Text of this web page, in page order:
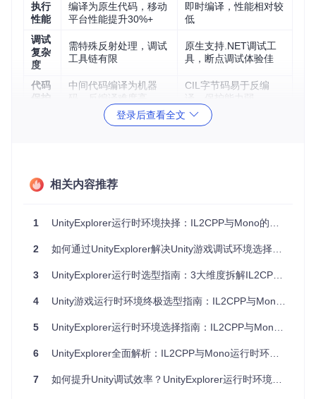
执行
性能
编译为原生代码，移动
平台性能提升30%+
即时编译，性能相对较
低
调试
复杂
度
需特殊反射处理，调试
工具链有限
原生支持.NET调试工
具，断点调试体验佳
代码
保护
中间代码编译为机器
码，反编译难度高
CIL字节码易于反编
译，保护能力弱
生成更小的可执行文
需包含Mono运行时，
选择合适的运行时环境需考虑以下关键因素：
项目类型决策树
项目目标平台 → iOS/Android → 选择IL2CPP（平台强制要求）
           → PC/主机平台 → 性能需求高 → 选择IL2CPP
                        → 开发效率优先 → 选择Mono
开发阶段 → 快速迭代调试 → 选择Mono（支持热重载）
        → 性能测试阶段 → 切换IL2CPP（模拟真实环境）
安全需求 → 商业项目防篡改 → 选择IL2CPP
登录后查看全文
相关内容推荐
1 UnityExplorer运行时环境抉择：IL2CPP与Mono的技术取舍
2 如何通过UnityExplorer解决Unity游戏调试环境选择难题
3 UnityExplorer运行时选型指南：3大维度拆解IL2CPP与Mono技术抉择
4 Unity游戏运行时环境终极选型指南：IL2CPP与Mono深度对比及决策框架
5 UnityExplorer运行时环境选择指南：IL2CPP与Mono决策手册
6 UnityExplorer全面解析：IL2CPP与Mono运行时环境选择指南
7 如何提升Unity调试效率？UnityExplorer运行时环境选择指南